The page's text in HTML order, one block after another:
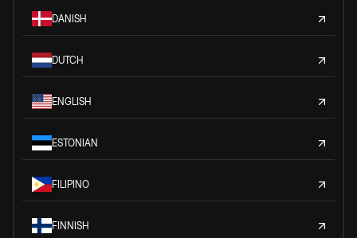
DANISH
DUTCH
ENGLISH
ESTONIAN
FILIPINO
FINNISH